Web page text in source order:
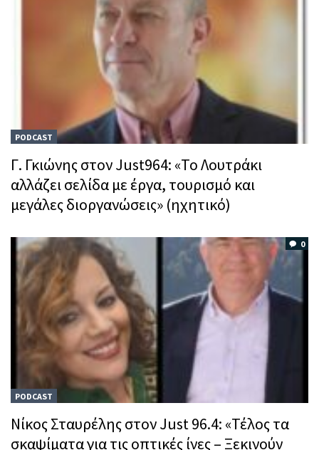
PODCAST
Γ. Γκιώνης στον Just964: «Το Λουτράκι
αλλάζει σελίδα με έργα, τουρισμό και
μεγάλες διοργανώσεις» (ηχητικό)
0
PODCAST
Νίκος Σταυρέλης στον Just 96.4: «Τέλος τα
σκαψίματα για τις οπτικές ίνες – Ξεκινούν